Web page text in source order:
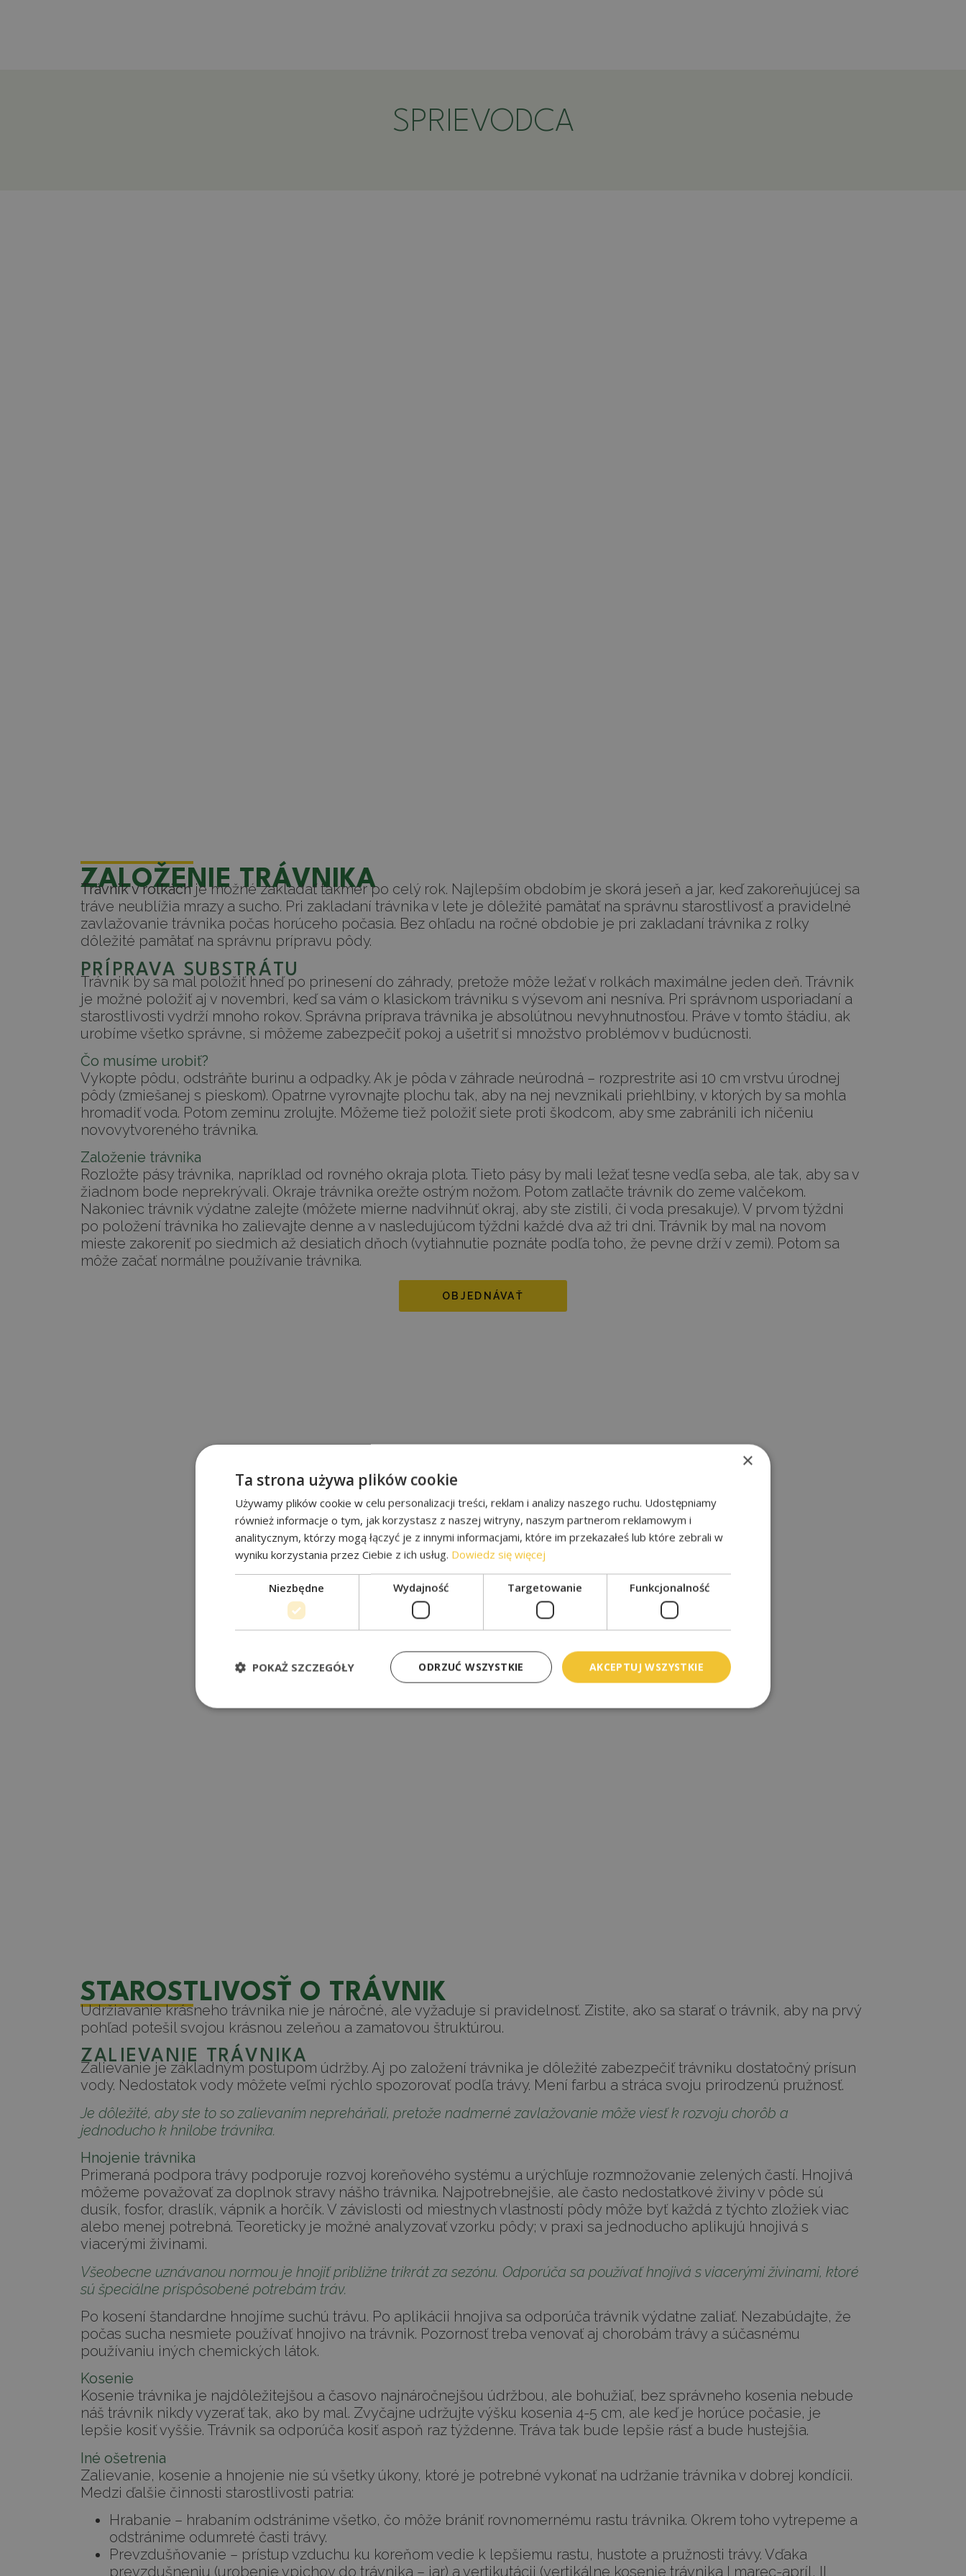
SPRIEVODCA
ZALOŽENIE TRÁVNIKA
Trávnik v rolkáchje možné zakladať takmer po celý rok. Najlepším obdobím je skorá jeseň a jar, keď zakoreňujúcej sa
tráve neublížia mrazy a sucho. Pri zakladaní trávnika v lete je dôležité pamätať na správnu starostlivosť a pravidelné
zavlažovanie trávnika počas horúceho počasia. Bez ohľadu na ročné obdobie je pri zakladaní trávnika z rolky
dôležité pamätať na správnu prípravu pôdy.
PRÍPRAVA SUBSTRÁTU
Trávnik by sa mal položiť hneď po prinesení do záhrady, pretože môže ležať v rolkách maximálne jeden deň. Trávnik
je možné položiť aj v novembri, keď sa vám o klasickom trávniku s výsevom ani nesníva. Pri správnom usporiadaní a
starostlivosti vydrží mnoho rokov. Správna príprava trávnika je absolútnou nevyhnutnosťou. Práve v tomto štádiu, ak
urobíme všetko správne, si môžeme zabezpečiť pokoj a ušetriť si množstvo problémov v budúcnosti.
Čo musíme urobiť?
Vykopte pôdu, odstráňte burinu a odpadky. Ak je pôda v záhrade neúrodná – rozprestrite asi 10 cm vrstvu úrodnej
pôdy (zmiešanej s pieskom). Opatrne vyrovnajte plochu tak, aby na nej nevznikali priehlbiny, v ktorých by sa mohla
hromadiť voda. Potom zeminu zrolujte. Môžeme tiež položiť siete proti škodcom, aby sme zabránili ich ničeniu
novovytvoreného trávnika.
Založenie trávnika
Rozložte pásy trávnika, napríklad od rovného okraja plota. Tieto pásy by mali ležať tesne vedľa seba, ale tak, aby sa v
žiadnom bode neprekrývali. Okraje trávnika orežte ostrým nožom. Potom zatlačte trávnik do zeme valčekom.
Nakoniec trávnik výdatne zalejte (môžete mierne nadvihnúť okraj, aby ste zistili, či voda presakuje). V prvom týždni
po položení trávnika ho zalievajte denne a v nasledujúcom týždni každé dva až tri dni. Trávnik by mal na novom
mieste zakoreniť po siedmich až desiatich dňoch (vytiahnutie poznáte podľa toho, že pevne drží v zemi). Potom sa
môže začať normálne používanie trávnika.
OBJEDNÁVAŤ
STAROSTLIVOSŤ O TRÁVNIK
Udržiavanie krásneho trávnika nie je náročné, ale vyžaduje si pravidelnosť. Zistite, ako sa starať o trávnik, aby na prvý
pohľad potešil svojou krásnou zeleňou a zamatovou štruktúrou.
ZALIEVANIE TRÁVNIKA
Zalievanie je základným postupom údržby. Aj po založení trávnika je dôležité zabezpečiť trávniku dostatočný prísun
vody. Nedostatok vody môžete veľmi rýchlo spozorovať podľa trávy. Mení farbu a stráca svoju prirodzenú pružnosť.
Je dôležité, aby ste to so zalievaním nepreháňali, pretože nadmerné zavlažovanie môže viesť k rozvoju chorôb a
jednoducho k hnilobe trávnika.
Hnojenie trávnika
Primeraná podpora trávy podporuje rozvoj koreňového systému a urýchľuje rozmnožovanie zelených častí. Hnojivá
môžeme považovať za doplnok stravy nášho trávnika. Najpotrebnejšie, ale často nedostatkové živiny v pôde sú
dusík, fosfor, draslík, vápnik a horčík. V závislosti od miestnych vlastností pôdy môže byť každá z týchto zložiek viac
alebo menej potrebná. Teoreticky je možné analyzovať vzorku pôdy; v praxi sa jednoducho aplikujú hnojivá s
viacerými živinami.
Všeobecne uznávanou normou je hnojiť približne trikrát za sezónu. Odporúča sa používať hnojivá s viacerými živinami, ktoré
sú špeciálne prispôsobené potrebám tráv.
Po kosení štandardne hnojíme suchú trávu. Po aplikácii hnojiva sa odporúča trávnik výdatne zaliať. Nezabúdajte, že
počas sucha nesmiete používať hnojivo na trávnik. Pozornosť treba venovať aj chorobám trávy a súčasnému
používaniu iných chemických látok.
Kosenie
Kosenie trávnika je najdôležitejšou a časovo najnáročnejšou údržbou, ale bohužiaľ, bez správneho kosenia nebude
náš trávnik nikdy vyzerať tak, ako by mal. Zvyčajne udržujte výšku kosenia 4-5 cm, ale keď je horúce počasie, je
lepšie kosiť vyššie. Trávnik sa odporúča kosiť aspoň raz týždenne. Tráva tak bude lepšie rásť a bude hustejšia.
Iné ošetrenia
Zalievanie, kosenie a hnojenie nie sú všetky úkony, ktoré je potrebné vykonať na udržanie trávnika v dobrej kondícii.
Medzi ďalšie činnosti starostlivosti patria:
Hrabanie – hrabaním odstránime všetko, čo môže brániť rovnomernému rastu trávnika. Okrem toho vytrepeme a
odstránime odumreté časti trávy.
Prevzdušňovanie – prístup vzduchu ku koreňom vedie k lepšiemu rastu, hustote a pružnosti trávy. Vďaka
prevzdušneniu (urobenie vpichov do trávnika – jar) a vertikutácii (vertikálne kosenie trávnika I marec-apríl, II
×
Ta strona używa plików cookie
Używamy plików cookie w celu personalizacji treści, reklam i analizy naszego ruchu. Udostępniamy
również informacje o tym, jak korzystasz z naszej witryny, naszym partnerom reklamowym i
analitycznym, którzy mogą łączyć je z innymi informacjami, które im przekazałeś lub które zebrali w
wyniku korzystania przez Ciebie z ich usług. Dowiedz się więcej
Niezbędne Wydajność Targetowanie Funkcjonalność
AKCEPTUJ WSZYSTKIE
ODRZUĆ WSZYSTKIE
POKAŻ SZCZEGÓŁY